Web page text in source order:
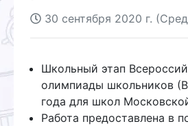
30 сентября 2020 г.
Школьный этап
олимпиады школьников
года для школ
Работа предоставлена в